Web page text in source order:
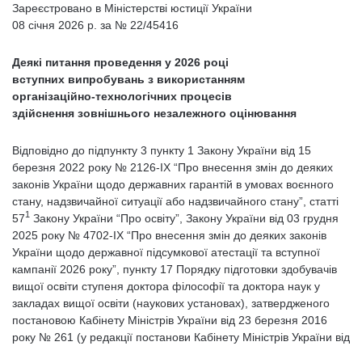
Зареєстровано в Міністерстві юстиції України
08 січня 2026 р. за № 22/45416
Деякі питання проведення у 2026 році
вступних випробувань з використанням
організаційно-технологічних процесів
здійснення зовнішнього незалежного оцінювання
Відповідно до підпункту 3 пункту 1 Закону України від 15
березня 2022 року № 2126-IX “Про внесення змін до деяких
законів України щодо державних гарантій в умовах воєнного
стану, надзвичайної ситуації або надзвичайного стану”, статті
571 Закону України “Про освіту”, Закону України від 03 грудня
2025 року № 4702-IX “Про внесення змін до деяких законів
України щодо державної підсумкової атестації та вступної
кампанії 2026 року”, пункту 17 Порядку підготовки здобувачів
вищої освіти ступеня доктора філософії та доктора наук у
закладах вищої освіти (наукових установах), затвердженого
постановою Кабінету Міністрів України від 23 березня 2016
року № 261 (у редакції постанови Кабінету Міністрів України від